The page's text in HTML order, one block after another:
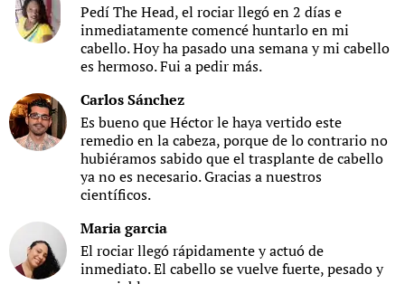
Pedí The Head, el rociar llegó en 2 días e
inmediatamente comencé huntarlo en mi
cabello. Hoy ha pasado una semana y mi cabello
es hermoso. Fui a pedir más.
Carlos Sánchez
Es bueno que Héctor le haya vertido este
remedio en la cabeza, porque de lo contrario no
hubiéramos sabido que el trasplante de cabello
ya no es necesario. Gracias a nuestros
científicos.
Maria garcia
El rociar llegó rápidamente y actuó de
inmediato. El cabello se vuelve fuerte, pesado y